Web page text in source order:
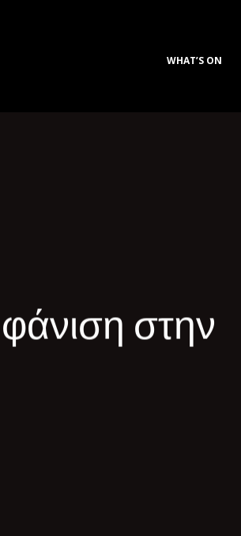
WHAT’S ON
στην